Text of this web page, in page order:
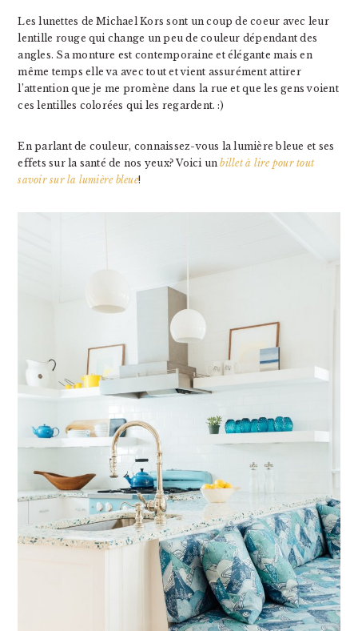
Les lunettes de Michael Kors sont un coup de coeur avec leur
lentille rouge qui change un peu de couleur dépendant des
angles. Sa monture est contemporaine et élégante mais en
même temps elle va avec tout et vient assurément attirer
l’attention que je me promène dans la rue et que les gens voient
ces lentilles colorées qui les regardent. :)
En parlant de couleur, connaissez-vous la lumière bleue et ses
effets sur la santé de nos yeux? Voici unbillet à lire pour tout
savoir sur la lumière bleue!